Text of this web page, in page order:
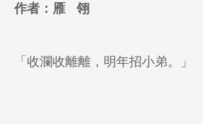
作者： 雁 翎
「收瀾收離離，明年招小弟。」